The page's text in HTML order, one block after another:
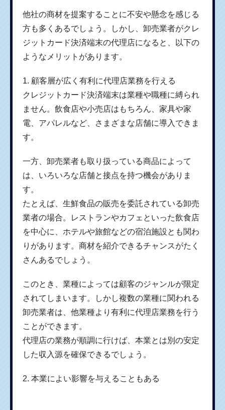
他社の商材を提案することに不安や懸念を感じる
方も多くあるでしょう。しかし、卸売業者がクレ
ジットカード決済端末の代理店になると、以下の
ようなメリットがあります。
1. 顧客層が広く有利に代理店業務を行える
クレジットカード決済端末は業種や職種に縛られ
ません。飲食店や小売店はもちろん、家具や家
電、アパレルなど、さまざまな店舗に導入できま
す。
一方、卸売業者も取り扱っている商品によって
は、いろいろな店舗と接点を持つ機会がありま
す。
たとえば、生鮮食品の販売を委託されている卸売
業者の場合。レストランやカフェといった飲食店
を中心に、ホテルや旅館などの宿泊施設とも関わ
りがあります。商材を紹介できるチャンスがたく
さんあるでしょう。
このとき、業種によっては顧客のジャンルが限定
されてしまいます。しかし複数の業種に関われる
卸売業者は、他業種より有利に代理店業務を行う
ことができます。
代理店の業務が順調に行けば、本業とは別の安定
した収入源を確保できるでしょう。
2. 本業によい影響を与えることもある